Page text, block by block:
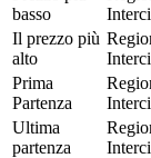
basso
Il prezzo più
alto
Prima
Partenza
Ultima
partenza